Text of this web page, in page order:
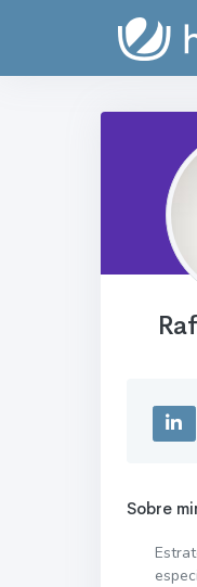
Sobre